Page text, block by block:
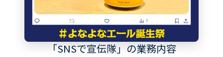
「SNSで宣伝隊」の業務内容